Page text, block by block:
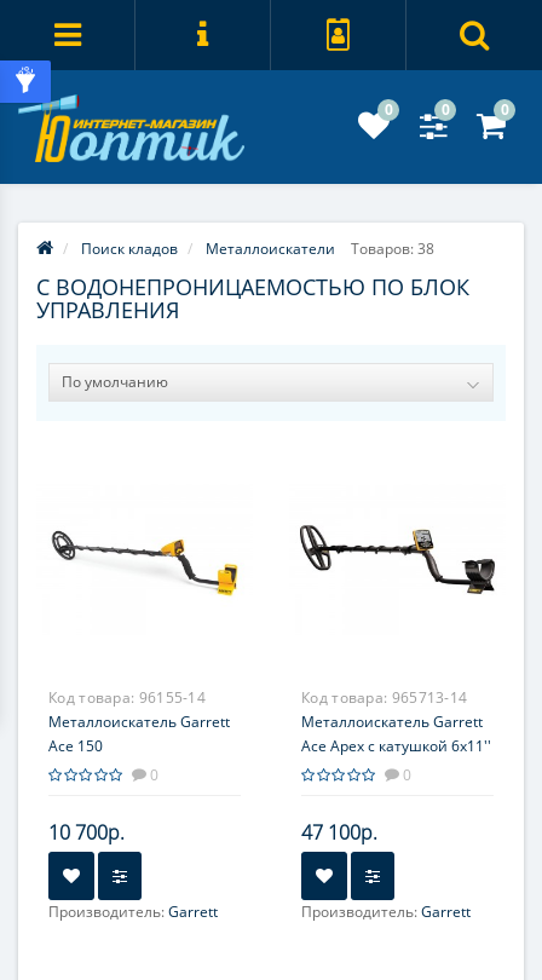
0 0 0
Поиск кладов Металлоискатели Товаров: 38
С ВОДОНЕПРОНИЦАЕМОСТЬЮ ПО БЛОК
УПРАВЛЕНИЯ
Код товара: 96155-14
Металлоискатель Garrett
Ace 150
0
10 700р.
Производитель:Garrett
Код товара: 965713-14
Металлоискатель Garrett
Ace Apex с катушкой 6х11''
0
47 100р.
Производитель:Garrett